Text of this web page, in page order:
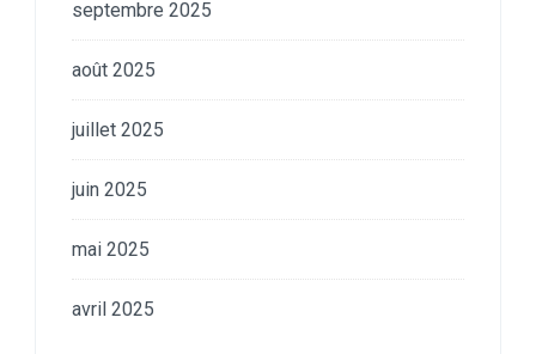
septembre 2025
août 2025
juillet 2025
juin 2025
mai 2025
avril 2025